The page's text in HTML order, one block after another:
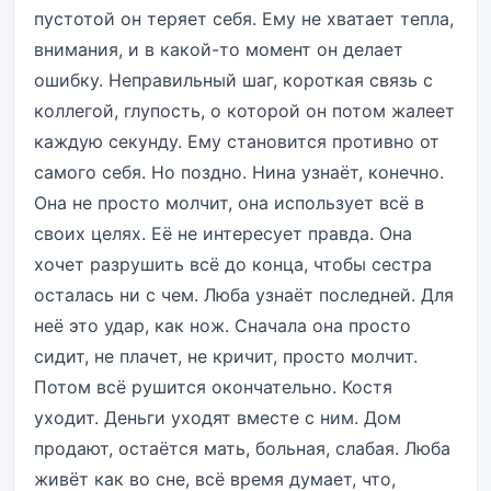
пустотой он теряет себя. Ему не хватает тепла,
внимания, и в какой-то момент он делает
ошибку. Неправильный шаг, короткая связь с
коллегой, глупость, о которой он потом жалеет
каждую секунду. Ему становится противно от
самого себя. Но поздно. Нина узнаёт, конечно.
Она не просто молчит, она использует всё в
своих целях. Её не интересует правда. Она
хочет разрушить всё до конца, чтобы сестра
осталась ни с чем. Люба узнаёт последней. Для
неё это удар, как нож. Сначала она просто
сидит, не плачет, не кричит, просто молчит.
Потом всё рушится окончательно. Костя
уходит. Деньги уходят вместе с ним. Дом
продают, остаётся мать, больная, слабая. Люба
живёт как во сне, всё время думает, что,